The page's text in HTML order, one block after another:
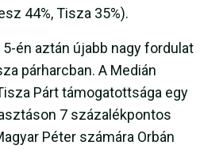
44%, Tisza 35%).
én aztán újabb nagy fordulat
párharcban. A Medián
Párt támogatottsága egy
7 százalékpontos
Péter számára Orbán